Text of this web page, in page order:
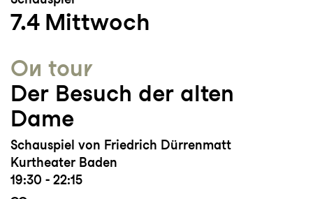
7.4 Mittwoch
On tour
Der Besuch der alten
Dame
Schauspiel von Friedrich Dürrenmatt
Kurtheater Baden
19:30 - 22:15